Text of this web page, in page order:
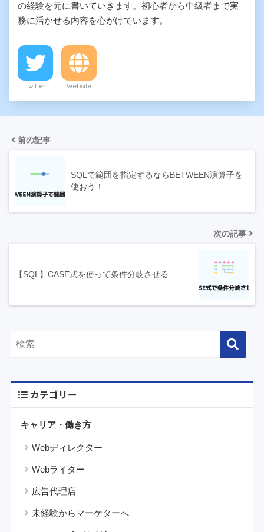
の経験を元に書いていきます。初心者から中級者まで実
務に活かせる内容を心がけています。
Twitter Website
前の記事
SQLで範囲を指定するならBETWEEN演算子を
使おう！
次の記事
【SQL】CASE式を使って条件分岐させる
カテゴリー
キャリア・働き方
Webディレクター
Webライター
広告代理店
未経験からマーケターへ